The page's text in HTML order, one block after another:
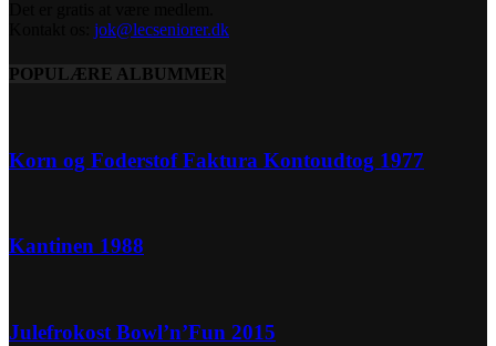
jok@lecseniorer.dk
POPULÆRE ALBUMMER
Korn og Foderstof Faktura Kontoudtog 1977
Kantinen 1988
Julefrokost Bowl’n’Fun 2015